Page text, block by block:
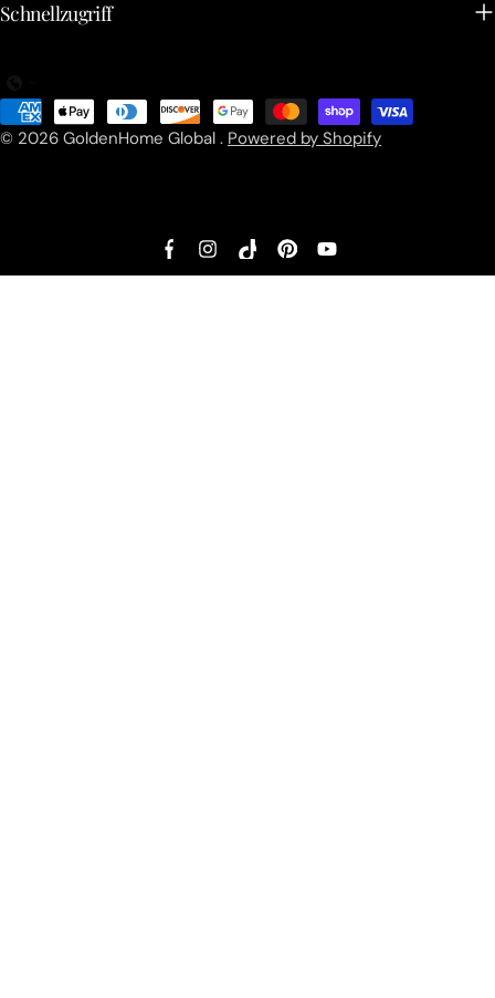
Schnellzugriff
© 2026 GoldenHome Global . Powered by Shopify
Zahlungsarten